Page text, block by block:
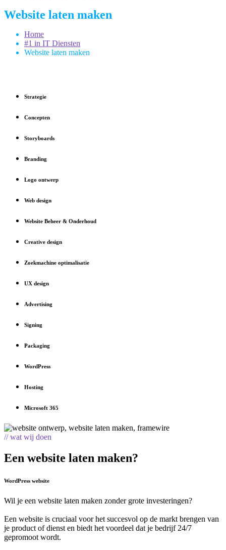
Website laten maken
Home
#1 in IT Diensten
Website laten maken
Strategie
Concepten
Storyboards
Branding
Logo ontwerp
Web design
Website Beheer & Onderhoud
Creative design
Zoekmachine optimalisatie
UX design
Advertising
Signing
Packaging
WordPress
Hosting
Microsoft 365
// wat wij doen
Een website laten maken?
WordPress website
Wil je een website laten maken zonder grote investeringen?
Een website is cruciaal voor het succesvol op de markt brengen van
je product of dienst en biedt het voordeel dat je bedrijf 24/7
gepromoot wordt.